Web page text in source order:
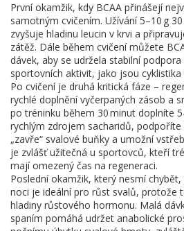
První okamžik, kdy BCAA přinášejí
samotným cvičením. Užívání 5–10 g
zvyšuje hladinu leucin v krvi a
zátěž. Dále během cvičení můžete
dávek, aby se udržela stabilní
sportovních aktivit, jako jsou
Po cvičení je druhá kritická fáze –
rychlé doplnění vyčerpaných zásob a
po tréninku během 30 minut doplníte
rychlým zdrojem sacharidů,
„zavře“ svalové buňky a umožní
je zvlášť užitečná u sportovců, kteří
mají omezený čas na regeneraci.
Poslední okamžik, který nesmí
noci je ideální pro růst svalů, protože
hladiny růstového hormonu. Malá
spaním pomáhá udržet anabolické